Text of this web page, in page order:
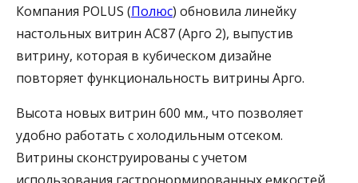
Компания POLUS (Полюс) обновила линейку
настольных витрин AC87 (Арго 2), выпустив
витрину, которая в кубическом дизайне
повторяет функциональность витрины Арго.
Высота новых витрин 600 мм., что позволяет
удобно работать с холодильным отсеком.
Витрины сконструированы с учетом